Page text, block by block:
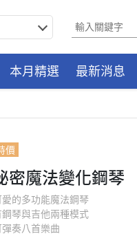
本月精選 最新消息
價
密魔法變化鋼琴
愛的多功能魔法鋼琴
鋼琴與吉他兩種模式
彈奏八首樂曲